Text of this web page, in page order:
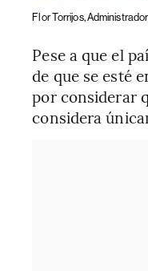
Flor Torrijos,
Pese a que el
de que se esté
por considerar
considera